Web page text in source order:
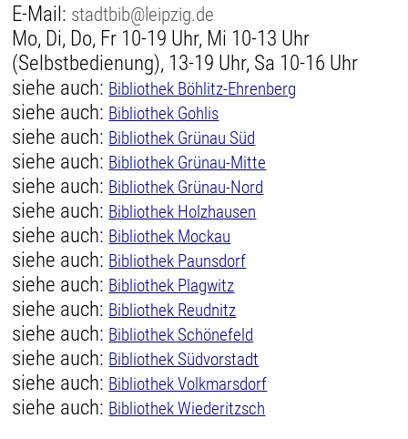
E-Mail: stadtbib@leipzig.de
Mo, Di, Do, Fr 10-19 Uhr, Mi 10-13 Uhr
(Selbstbedienung), 13-19 Uhr, Sa 10-16 Uhr
siehe auch: Bibliothek Böhlitz-Ehrenberg
siehe auch: Bibliothek Gohlis
siehe auch: Bibliothek Grünau Süd
siehe auch: Bibliothek Grünau-Mitte
siehe auch: Bibliothek Grünau-Nord
siehe auch: Bibliothek Holzhausen
siehe auch: Bibliothek Mockau
siehe auch: Bibliothek Paunsdorf
siehe auch: Bibliothek Plagwitz
siehe auch: Bibliothek Reudnitz
siehe auch: Bibliothek Schönefeld
siehe auch: Bibliothek Südvorstadt
siehe auch: Bibliothek Volkmarsdorf
siehe auch: Bibliothek Wiederitzsch